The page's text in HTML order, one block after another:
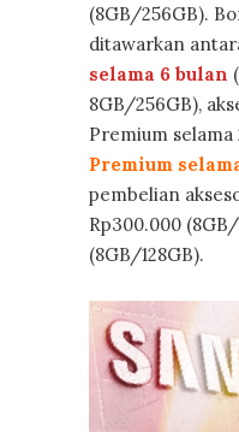
(8GB/256GB).
ditawarkan
selama 6 bulan
8GB/256GB),
Premium selama
Premium
pembelian
Rp300.000
(8GB/128GB).